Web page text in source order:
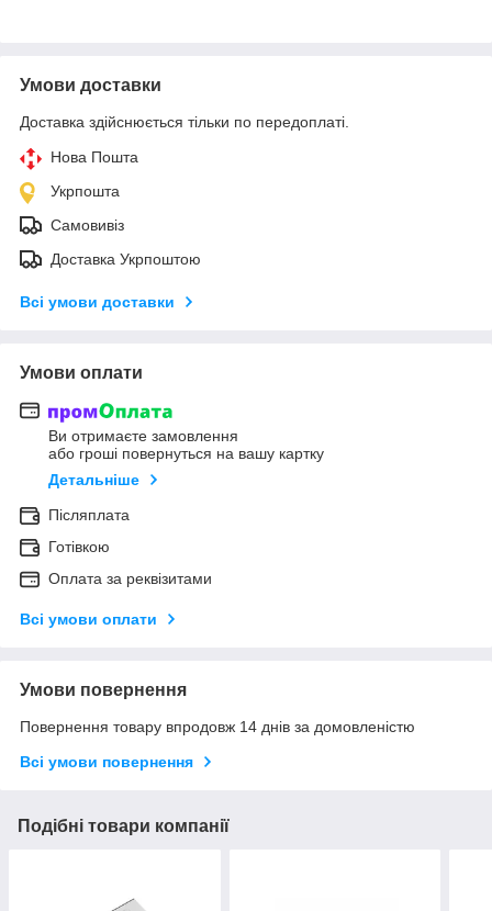
Умови доставки
Доставка здійснюється тільки по передоплаті.
Нова Пошта
Укрпошта
Самовивіз
Доставка Укрпоштою
Всі умови доставки
Умови оплати
Ви отримаєте замовлення
або гроші повернуться на вашу картку
Детальніше
Післяплата
Готівкою
Оплата за реквізитами
Всі умови оплати
Умови повернення
Повернення товару впродовж 14 днів за домовленістю
Всі умови повернення
Подібні товари компанії